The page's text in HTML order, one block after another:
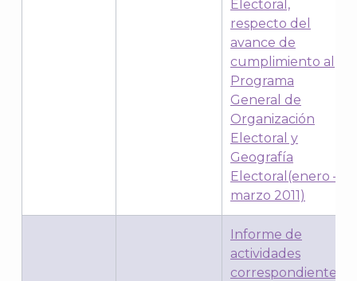
Electoral,
respecto del
avance de
cumplimiento al
Programa
General de
Organización
Electoral y
Geografía
Electoral(enero –
marzo 2011)
Informe de
actividades
correspondiente